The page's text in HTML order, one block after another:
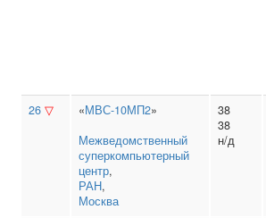
26 ▽ «МВС-10МП2»
Межведомственный
суперкомпьютерный
центр,
РАН,
Москва
38
38
н/д